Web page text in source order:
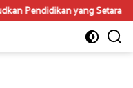
yang Setara dan Inklusif